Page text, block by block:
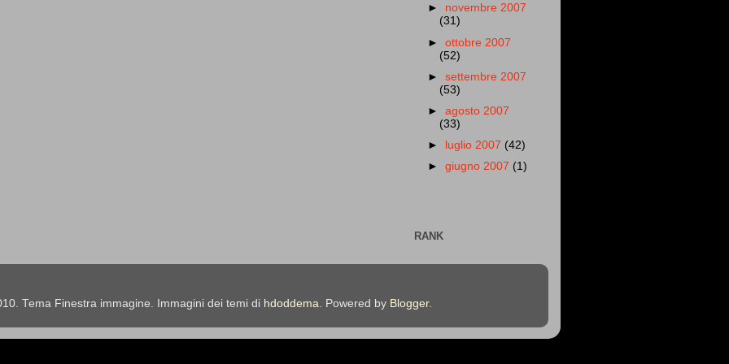
► novembre 2007
(31)
►ottobre 2007
(52)
►settembre 2007
(53)
►agosto 2007
(33)
►
luglio 2007 (42)
►giugno 2007 (1)
RANK
Tema Finestra immagine. Immagini dei temi di hdoddema . Powered by Blogger.